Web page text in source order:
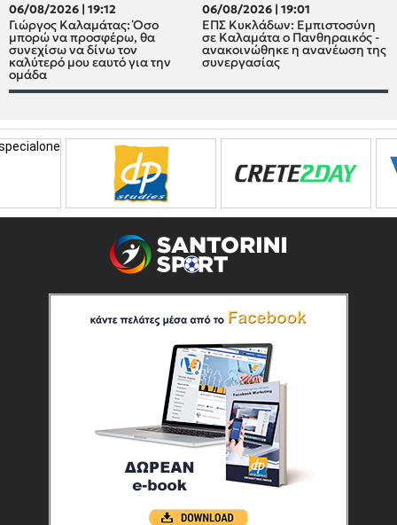
06/08/2026 | 19:12
Γιώργος Καλαμάτας: Όσο
μπορώ να προσφέρω, θα
συνεχίσω να δίνω τον
καλύτερό μου εαυτό για την
ομάδα
06/08/2026 | 19:01
ΕΠΣ Κυκλάδων: Εμπιστοσύνη
σε Καλαμάτα ο Πανθηραικός -
ανακοινώθηκε η ανανέωση της
συνεργασίας